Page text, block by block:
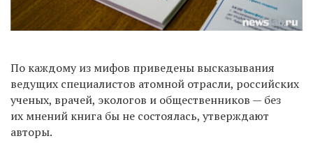
По каждому из мифов приведены высказывания
ведущих специалистов атомной отрасли, российских
ученых, врачей, экологов и общественников — без
их мнений книга бы не состоялась, утверждают
авторы.